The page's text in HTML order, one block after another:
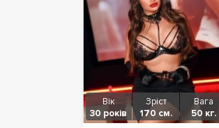
Вік
30 років
Зріст
170 см.
Вага
50 кг.